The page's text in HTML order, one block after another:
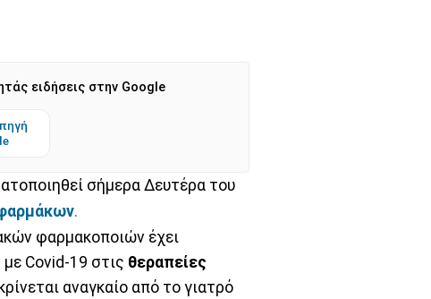
ειδήσεις στην Google
σήμερα Δευτέρα του
.
φαρμακοποιών έχει
Covid-19 στις θεραπείες
αναγκαίο από το γιατρό